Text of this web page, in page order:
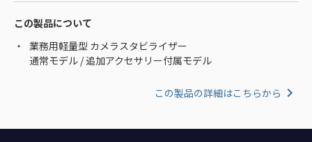
この製品について
業務用軽量型 カメラスタビライザー
通常モデル / 追加アクセサリー付属モデル
この製品の詳細はこちらから